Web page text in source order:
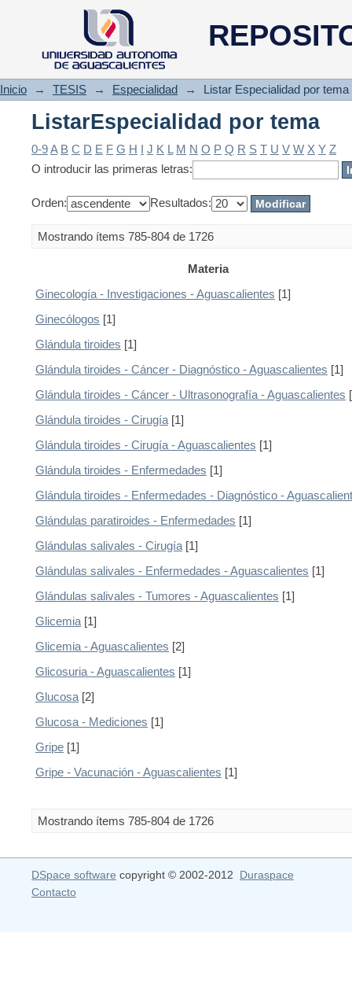
ListarEspecialidad por tema
Inicio → TESIS → Especialidad → Listar Especialidad por tema
ListarEspecialidad por tema
0-9A B C D E F G H I J K L M N O P Q R S T U V W X Y Z
O introducir las primeras letras:
Orden: Resultados:
Mostrando ítems 785-804 de 1726
Materia
Ginecología - Investigaciones - Aguascalientes [1]
Ginecólogos [1]
Glándula tiroides [1]
Glándula tiroides - Cáncer - Diagnóstico - Aguascalientes [1]
Glándula tiroides - Cáncer - Ultrasonografía - Aguascalientes
Glándula tiroides - Cirugía [1]
Glándula tiroides - Cirugía - Aguascalientes [1]
Glándula tiroides - Enfermedades [1]
Glándula tiroides - Enfermedades - Diagnóstico -
Glándulas paratiroides - Enfermedades [1]
Glándulas salivales - Cirugía [1]
Glándulas salivales - Enfermedades - Aguascalientes [1]
Glándulas salivales - Tumores - Aguascalientes [1]
Glicemia [1]
Glicemia - Aguascalientes [2]
Glicosuria - Aguascalientes [1]
Glucosa [2]
Glucosa - Mediciones [1]
Gripe [1]
Gripe - Vacunación - Aguascalientes [1]
Mostrando ítems 785-804 de 1726
DSpace software copyright © 2002-2012 Duraspace
Contacto